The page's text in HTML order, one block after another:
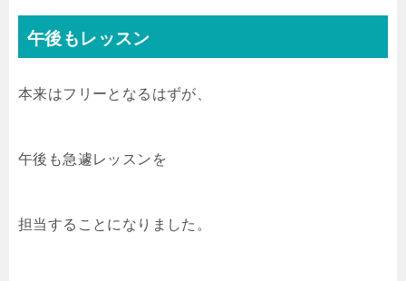
午後もレッスン
本来はフリーとなるはずが、
午後も急遽レッスンを
担当することになりました。